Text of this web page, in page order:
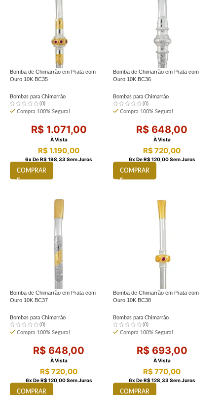
Bomba de Chimarrão em Prata com
Ouro 10K BC35
Bombas para Chimarrão
(0)
Compra 100% Segura!
R$1.071,00
À Vista
R$1.190,00
6X DeR$ 198,33 Sem Juros
COMPRAR
Bomba de Chimarrão em Prata com
Ouro 10K BC36
Bombas para Chimarrão
(0)
Compra 100% Segura!
R$ 648,00
À Vista
R$720,00
6X DeR$ 120,00Sem Juros
COMPRAR
Bomba de Chimarrão em Prata com
Ouro 10K BC37
Bombas para Chimarrão
(0)
Compra 100% Segura!
R$ 648,00
À Vista
R$720,00
6X DeR$ 120,00Sem Juros
COMPRAR
Bomba de Chimarrão em Prata com
Ouro 10K BC38
Bombas para Chimarrão
(0)
Compra 100% Segura!
R$693,00
À Vista
R$770,00
6X DeR$ 128,33 Sem Juros
COMPRAR